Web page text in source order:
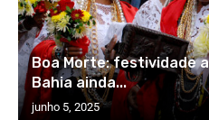
Boa Morte: festividade
Bahia ainda...
junho 5, 2025